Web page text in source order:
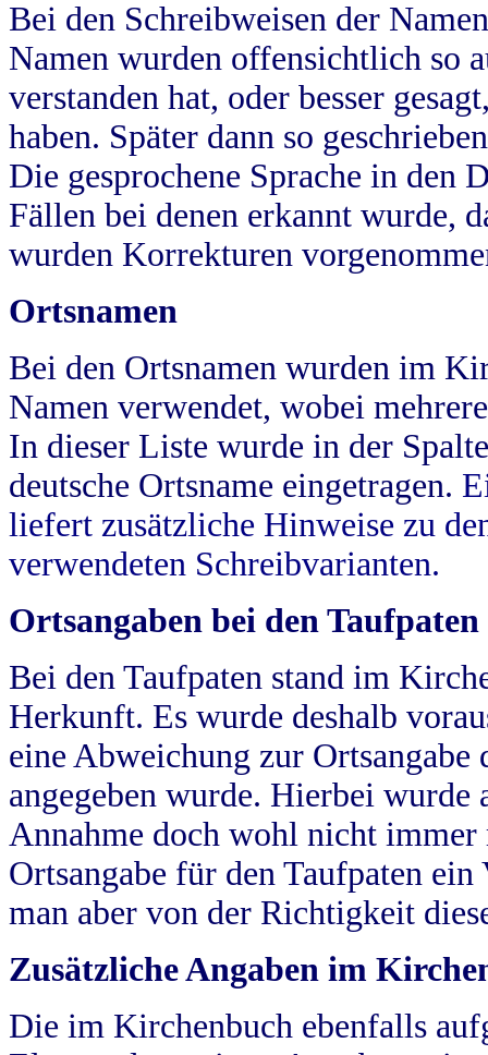
Bei den Schreibweisen der
Namen wurden offensichtlich so
verstanden hat, oder besser
haben. Später dann so
Die gesprochene Sprache in
Fällen bei denen erkannt wurde,
wurden Korrekturen
Ortsnamen
Bei den Ortsnamen wurden im
Namen verwendet, wobei
In dieser Liste wurde in der
deutsche Ortsname eingetragen.
liefert zusätzliche Hinweise zu
verwendeten Schreibvarianten.
Ortsangaben bei den Taufpaten
Bei den Taufpaten stand im
Herkunft. Es wurde deshalb
eine Abweichung zur
angegeben wurde. Hierbei wurde
Annahme doch wohl nicht
Ortsangabe für den Taufpaten
man aber von der Richtigkeit
Zusätzliche Angaben im
Die im Kirchenbuch ebenfalls